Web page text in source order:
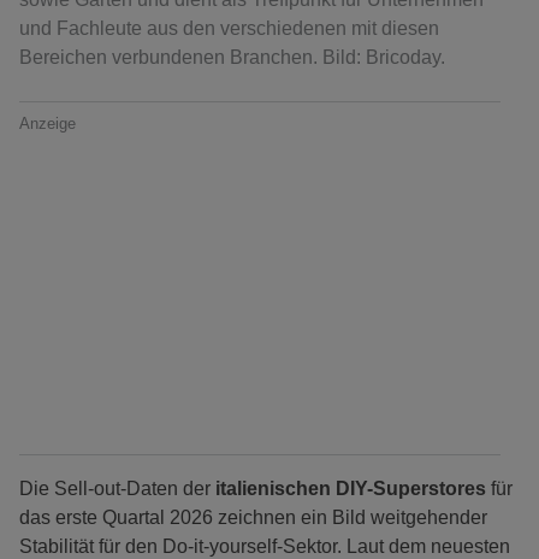
und Fachleute aus den verschiedenen mit diesen
Bereichen verbundenen Branchen. Bild: Bricoday.
Anzeige
Die Sell-out-Daten der italienischen DIY-Superstores für
das erste Quartal 2026 zeichnen ein Bild weitgehender
Stabilität für den Do-it-yourself-Sektor. Laut dem neuesten